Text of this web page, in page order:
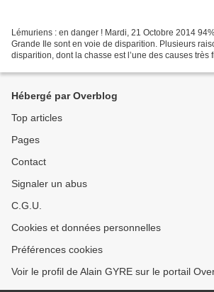
Lémuriens : en danger ! Mardi, 21 Octobre 2014
Grande Ile sont en voie de disparition. Plusieurs
disparition, dont la chasse est l’une des causes très
Hébergé par Overblog
Top articles
Pages
Contact
Signaler un abus
C.G.U.
Cookies et données personnelles
Préférences cookies
Voir le profil de Alain GYRE sur le portail